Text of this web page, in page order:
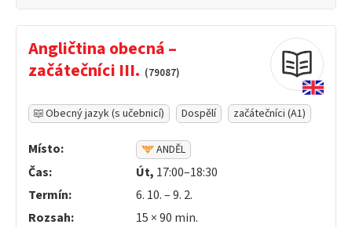
Angličtina obecná –
začátečníci III. (79087)
Obecný jazyk (s učebnicí) Dospělí začátečníci (A1)
Místo: ANDĚL
Čas: Út, 17:00–18:30
Termín:
6. 10. – 9. 2.
Rozsah:
15 ×90 min.